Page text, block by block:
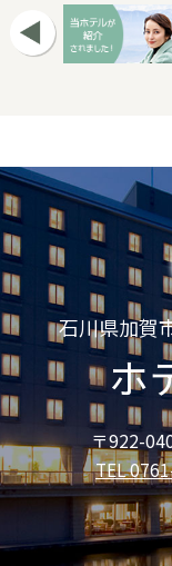
石川県加賀
ホ
〒922-
TEL